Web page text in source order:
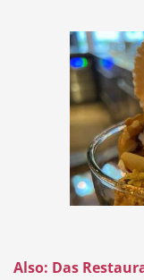
Also: Das